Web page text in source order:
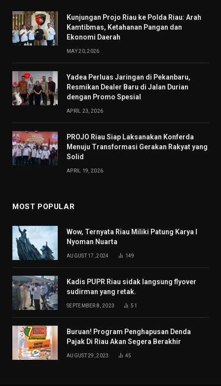
Kunjungan Projo Riau ke Polda Riau: Arah
Kamtibmas, Ketahanan Pangan dan
Ekonomi Daerah
MAY 20, 2026
Yadea Perluas Jaringan di Pekanbaru,
Resmikan Dealer Baru di Jalan Durian
dengan Promo Spesial
APRIL 23, 2026
PROJO Riau Siap Laksanakan Konferda
Menuju Transformasi Gerakan Rakyat yang
Solid
APRIL 19, 2026
MOST POPULAR
Wow, Ternyata Riau Miliki Patung Karya I
Nyoman Nuarta
AUGUST 17, 2024 149
Kadis PUPR Riau sidak langsung flyover
sudirman yang retak.
SEPTEMBER 8, 2023 51
Buruan! Program Penghapusan Denda
Pajak Di Riau Akan Segera Berakhir
AUGUST 29, 2023 45